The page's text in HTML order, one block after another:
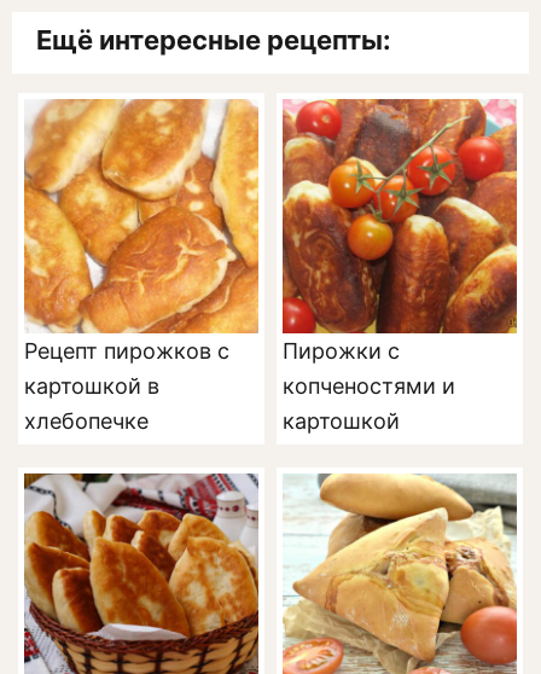
Ещё интересные рецепты:
Рецепт пирожков с
картошкой в
хлебопечке
Пирожки с
копченостями и
картошкой